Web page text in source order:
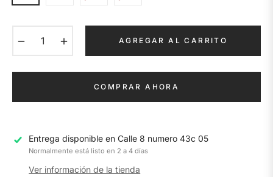
AGREGAR AL CARRITO
COMPRAR AHORA
Entrega disponible enCalle 8 numero 43c 05
Normalmente está listo en 2 a 4 días
Ver información de la tienda